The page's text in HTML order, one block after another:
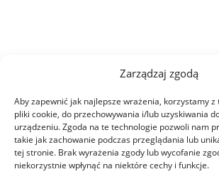
Zarządzaj zgodą
Aby zapewnić jak najlepsze wrażenia, korzystamy
pliki cookie, do przechowywania i/lub uzyskiwania
urządzeniu. Zgoda na te technologie pozwoli nam
takie jak zachowanie podczas przeglądania lub
tej stronie. Brak wyrażenia zgody lub wycofanie
niekorzystnie wpłynąć na niektóre cechy i funkcje.